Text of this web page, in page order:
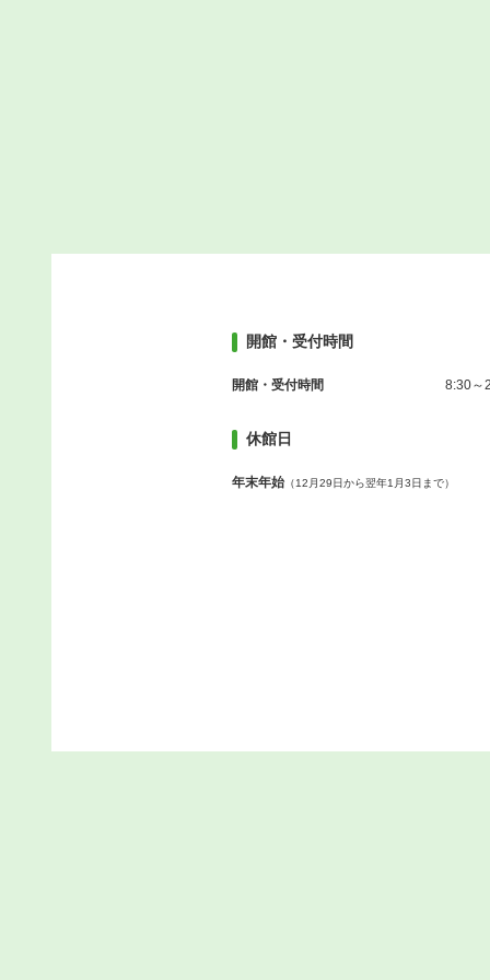
開館・受付時間
開館・受付時間 8:30～
休館日
年末年始 （12月29日から翌年1月3日まで）